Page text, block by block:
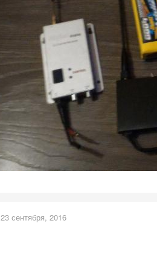
23 сентября, 2016